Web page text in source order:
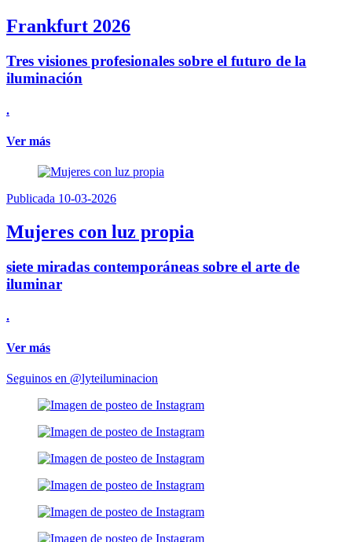
Frankfurt 2026
Tres visiones profesionales sobre el futuro de la
iluminación
.
Ver más
Publicada 10-03-2026
Mujeres con luz propia
siete miradas contemporáneas sobre el arte de
iluminar
.
Ver más
Seguinos en @lyteiluminacion